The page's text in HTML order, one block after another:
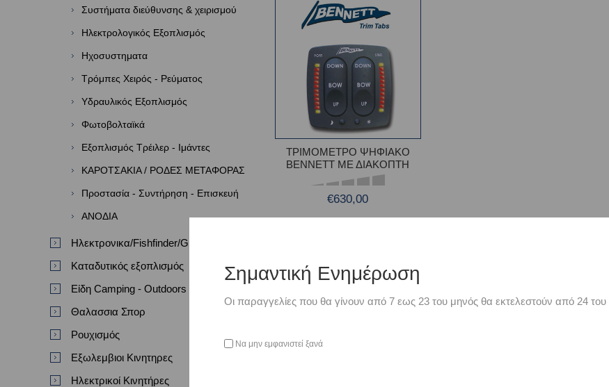
ΤΡΙΜΟΜΕΤΡΟ ΨΗΦΙΑΚΟ
BENNETT ΜΕ ΔΙΑΚΟΠΤΗ
€630,00
Συστήματα διεύθυνσης & χειρισμού
Ηλεκτρολογικός Εξοπλισμός
Ηχοσυστηματα
Τρόμπες Χειρός - Ρεύματος
Υδραυλικός Εξοπλισμός
Φωτοβολταϊκά
Εξοπλισμός Τρέιλερ - Ιμάντες
ΚΑΡΟΤΣΑΚΙΑ / ΡΟΔΕΣ ΜΕΤΑΦΟΡΑΣ
Προστασία - Συντήρηση - Επισκευή
ΑΝΟΔΙΑ
Ηλεκτρονικα/Fishfinder/GPS/VHF
Καταδυτικός εξοπλισμός
Είδη Camping - Outdoors
Θαλασσια Σπορ
Ρουχισμός
Εξωλεμβιοι Κινητηρες
Ηλεκτρικοί Κινητήρες
Σημαντική Ενημέρωση
Οι παραγγελίες που θα γίνουν από 7 εως 23 του μηνός θα εκτελεστούν από 24 του
Να μην εμφανιστεί ξανά